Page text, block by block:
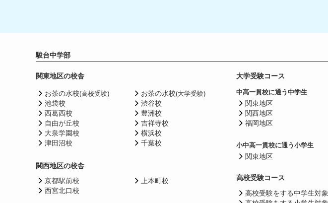
駿台中学部
関東地区の校舎
お茶の水校(高校受験)
池袋校
西葛西校
自由が丘校
大泉学園校
津田沼校
お茶の水校(大学受験)
渋谷校
豊洲校
吉祥寺校
横浜校
千葉校
関西地区の校舎
京都駅前校
西宮北口校
上本町校
大学受験コース
中高一貫校に通う中学生
関東地区
関西地区
福岡地区
小中高一貫校に通う小学生
関東地区
高校受験コース
高校受験をする中学生対象